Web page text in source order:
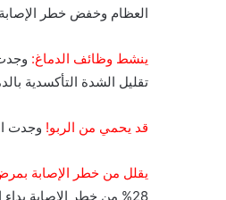
العظام وخفض خطر
ينشط وظائف الدماغ:
تقليل الشدة التأكسدية
قد يحمي من الربو! وجدت
يقلل من خطر الإصابة
28% من خطر الإصابة بداء السكري مقارنة مع عدم تناول التفاح أبدا.